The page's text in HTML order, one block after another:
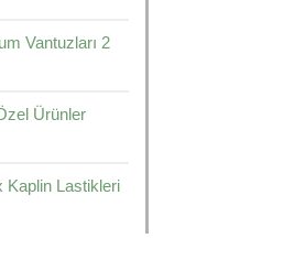
Vantuzları 2
Ürünler
Kaplin Lastikleri